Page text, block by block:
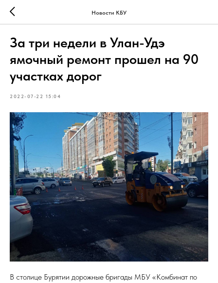
Новости КБУ
За три недели в Улан-Удэ
ямочный ремонт прошел на 90
участках дорог
2022-07-22 15:04
В столице Бурятии дорожные бригады МБУ «Комбинат по